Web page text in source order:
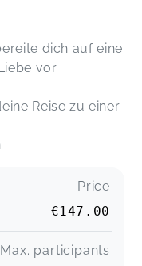
dich auf eine
vor.
Reise zu einer
Price
€147.00
Max. participants